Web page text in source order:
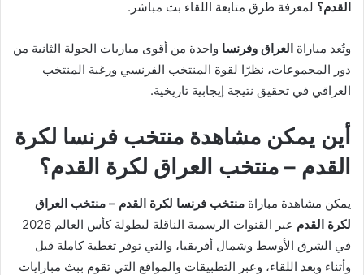
القدم؟ لمعرفة طرق متابعة اللقاء بث مباشر.
وتُعد مباراة العراق وفرنسا واحدة من أقوى مباريات الجولة الثانية من
دور المجموعات، نظرًا لقوة المنتخب الفرنسي ورغبة المنتخب
العراقي في تحقيق نتيجة إيجابية تاريخية.
أين يمكن مشاهدة منتخب فرنسا لكرة
القدم – منتخب العراق لكرة القدم؟
يمكن مشاهدة مباراة منتخب فرنسا لكرة القدم – منتخب العراق
لكرة القدم
عبر القنوات الرسمية الناقلة لبطولة كأس العالم 2026
في الشرق الأوسط وشمال أفريقيا، والتي توفر تغطية كاملة قبل
وأثناء وبعد اللقاء، وعبر التطبيقات والمواقع التي تقوم ببث مبارايات